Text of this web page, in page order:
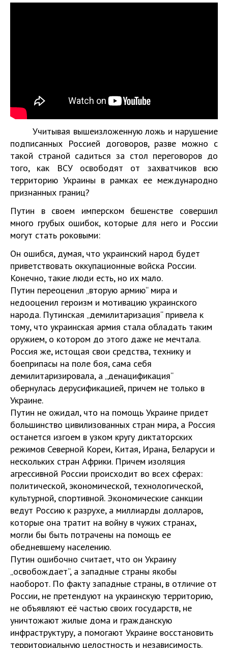
Учитывая вышеизложенную ложь и нарушение
подписанных Россией договоров, разве можно с
такой страной садиться за стол переговоров до
того, как ВСУ освободят от захватчиков всю
территорию Украины в рамках ее международно
признанных границ?
Путин в своем имперском бешенстве совершил
много грубых ошибок, которые для него и России
могут стать роковыми:
Он ошибся, думая, что украинский народ будет
приветствовать оккупационные войска России.
Конечно, такие люди есть, но их мало.
Путин переоценил „вторую армию“ мира и
недооценил героизм и мотивацию украинского
народа. Путинская „демилитаризация“ привела к
тому, что украинская армия стала обладать таким
оружием, о котором до этого даже не мечтала.
Россия же, истощая свои средства, технику и
боеприпасы на поле боя, сама себя
демилитаризировала, а „денацификация“
обернулась дерусификацией, причем не только в
Украине.
Путин не ожидал, что на помощь Украине придет
большинство цивилизованных стран мира, а Россия
останется изгоем в узком кругу диктаторских
режимов Северной Кореи, Китая, Ирана, Беларуси и
нескольких стран Африки. Причем изоляция
агрессивной России происходит во всех сферах:
политической, экономической, технологической,
культурной, спортивной. Экономические санкции
ведут Россию к разрухе, а миллиарды долларов,
которые она тратит на войну в чужих странах,
могли бы быть потрачены на помощь ее
обедневшему населению.
Путин ошибочно считает, что он Украину
„освобождает“, а западные страны якобы
наоборот. По факту западные страны, в отличие от
России, не претендуют на украинскую территорию,
не объявляют её частью своих государств, не
уничтожают жилые дома и гражданскую
инфраструктуру, а помогают Украине восстановить
территориальную целостность и независимость.